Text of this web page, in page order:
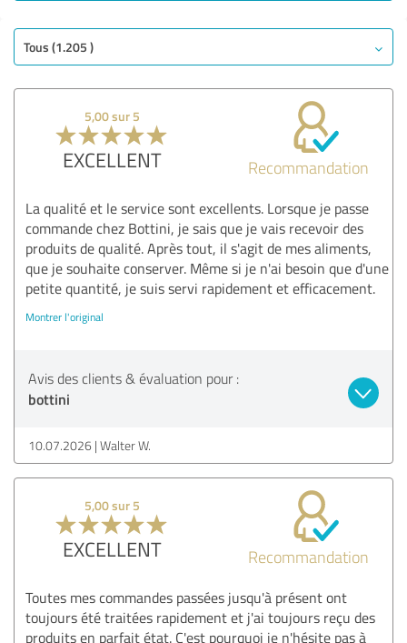
Tous (1.205 )
5,00 sur 5
EXCELLENT Recommandation
La qualité et le service sont excellents. Lorsque je passe
commande chez Bottini, je sais que je vais recevoir des
produits de qualité. Après tout, il s'agit de mes aliments,
que je souhaite conserver. Même si je n'ai besoin que d'une
petite quantité, je suis servi rapidement et efficacement.
Montrer l'original
Avis des clients & évaluation pour :
bottini
10.07.2026 Walter W.
5,00 sur 5
EXCELLENT Recommandation
Toutes mes commandes passées jusqu'à présent ont
toujours été traitées rapidement et j'ai toujours reçu des
produits en parfait état. C'est pourquoi je n'hésite pas à